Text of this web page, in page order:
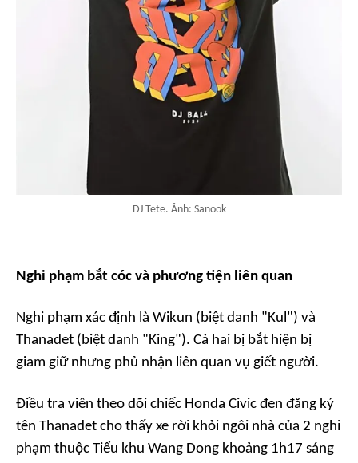
DJ Tete. Ảnh: Sanook
Nghi phạm bắt cóc và phương tiện liên quan
Nghi phạm xác định là Wikun (biệt danh "Kul") và
Thanadet (biệt danh "King"). Cả hai bị bắt hiện bị
giam giữ nhưng phủ nhận liên quan vụ giết người.
Điều tra viên theo dõi chiếc Honda Civic đen đăng ký
tên Thanadet cho thấy xe rời khỏi ngôi nhà của 2 nghi
phạm thuộc Tiểu khu Wang Dong khoảng 1h17 sáng